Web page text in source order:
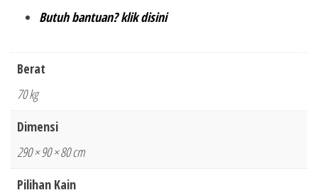
Butuh bantuan? klik disini
Berat
70 kg
Dimensi
290 × 90 × 80 cm
Pilihan Kain